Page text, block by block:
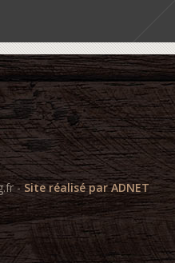
-Site réalisé par ADNET